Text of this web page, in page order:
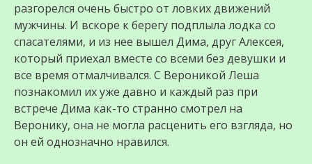
разгорелся очень быстро от ловких движений
мужчины. И вскоре к берегу подплыла лодка со
спасателями, и из нее вышел Дима, друг Алексея,
который приехал вместе со всеми без девушки и
все время отмалчивался. С Вероникой Леша
познакомил их уже давно и каждый раз при
встрече Дима как-то странно смотрел на
Веронику, она не могла расценить его взгляда, но
он ей однозначно нравился.